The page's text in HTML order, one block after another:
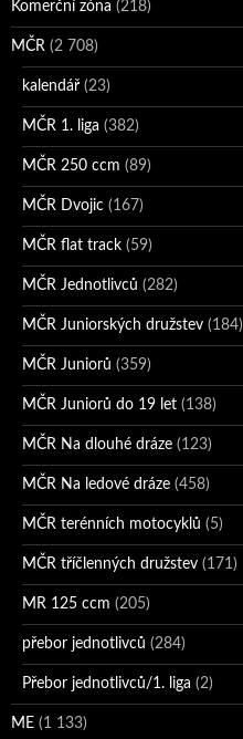
Komerční zóna (218)
MČR (2 708)
kalendář (23)
MČR 1. liga (382)
MČR 250 ccm (89)
MČR Dvojic (167)
MČR flat track (59)
MČR Jednotlivců (282)
MČR Juniorských družstev (184)
MČR Juniorů (359)
MČR Juniorů do 19 let (138)
MČR Na dlouhé dráze (123)
MČR Na ledové dráze (458)
MČR terénních motocyklů (5)
MČR tříčlenných družstev (171)
MR 125 ccm (205)
přebor jednotlivců (284)
Přebor jednotlivců/1. liga (2)
ME (1 133)